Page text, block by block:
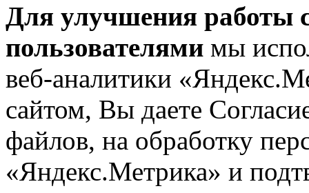
Для улучшения работы
пользователями мы
веб-аналитики
сайтом, Вы даете
файлов, на обработку
«Яндекс.Метрика» и